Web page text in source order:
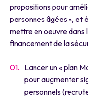
propositions pour
personnes âgées », et
mettre en oeuvre dans
financement de la
Lancer un « plan
pour augmenter
personnels